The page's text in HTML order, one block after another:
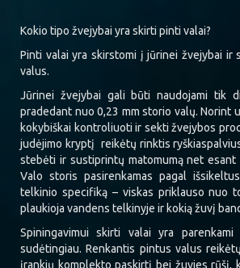
Kokio tipo žvejybai yra skirti pinti valai?
Pinti valai yra skirstomi į jūrinei žvejybai ir
valus.
Jūrinei žvejybai gali būti naudojami tik
pradedant nuo 0,23 mm storio valų. Norint
kokybiškai kontroliuoti ir sekti žvejybos
judėjimo kryptį reikėtų rinktis
stebėti ir sustiprintų matomumą net esant
Valo storis pasirenkamas pagal
telkinio specifiką – viskas priklauso nuo
plaukioja vandens telkinyje ir kokią žuvį
Spiningavimui skirti valai yra
sudėtingiau. Renkantis pintus valus
įrankių komplekto paskirtį bei žuvies rūšį,